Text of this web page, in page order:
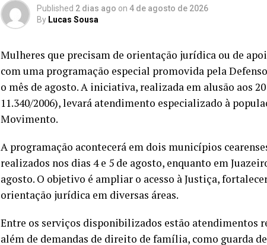
Published 2 dias ago on 4 de agosto de 2026
By Lucas Sousa
Mulheres que precisam de orientação jurídica ou de
com uma programação especial promovida pela
o mês de agosto. A iniciativa, realizada em alusão aos
11.340/2006), levará atendimento especializado à
Movimento.
A programação acontecerá em dois municípios
realizados nos dias 4 e 5 de agosto, enquanto em
agosto. O objetivo é ampliar o acesso à Justiça,
orientação jurídica em diversas áreas.
Entre os serviços disponibilizados estão atendimentos
além de demandas de direito de família, como guarda